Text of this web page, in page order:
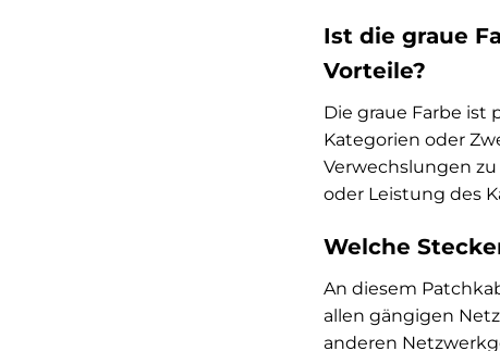
Ist die graue
Vorteile?
Die graue Farbe ist
Kategorien oder
Verwechslungen
oder Leistung des
Welche
An diesem
allen gängigen
anderen